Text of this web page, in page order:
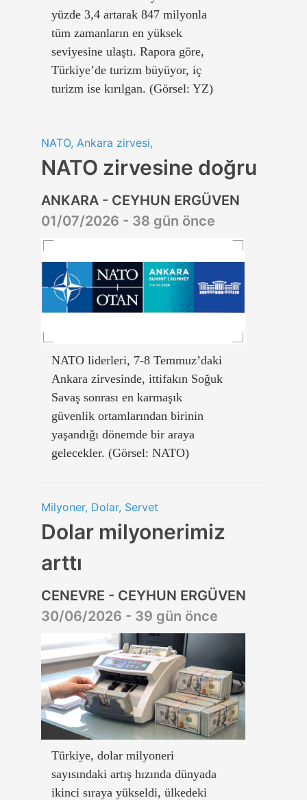
yüzde 3,4 artarak 847 milyonla
tüm zamanların en yüksek
seviyesine ulaştı. Rapora göre,
Türkiye’de turizm büyüyor, iç
turizm ise kırılgan. (Görsel: YZ)
NATO, Ankara zirvesi,
NATO zirvesine doğru
ANKARA - CEYHUN ERGÜVEN
01/07/2026 - 38 gün önce
NATO liderleri, 7-8 Temmuz’daki
Ankara zirvesinde, ittifakın Soğuk
Savaş sonrası en karmaşık
güvenlik ortamlarından birinin
yaşandığı dönemde bir araya
gelecekler. (Görsel: NATO)
Milyoner, Dolar, Servet
Dolar milyonerimiz
arttı
CENEVRE - CEYHUN ERGÜVEN
30/06/2026 - 39 gün önce
Türkiye, dolar milyoneri
sayısındaki artış hızında dünyada
ikinci sıraya yükseldi, ülkedeki